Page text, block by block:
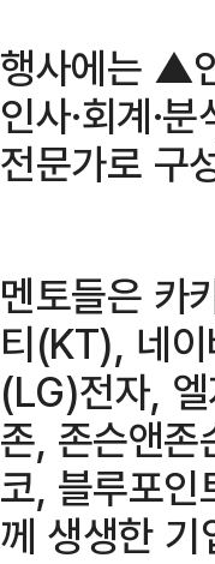
행사에는 ▲
인사·회계·
전문가로 구
멘토들은 카
티(KT), 네
(LG)전자,
존, 존슨앤
코, 블루포인
께 생생한